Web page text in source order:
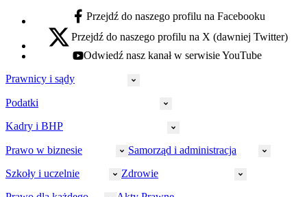
facebook - otwiera się w nowej karcie
Przejdź do naszego profilu na Facebooku
x - otwiera się w nowej karcie
Przejdź do naszego profilu na X (dawniej Twitter)
youtube - otwiera się w nowej karcie
Odwiedź nasz kanał w serwisie YouTube
Prawnicy i sądy
Prawnicy
Policja
Strefa aplikanta
Podatki
CIT
Akcyza
Kadry i BHP
HR
Prawo w biznesie Samorząd i administracja
Szkoły i uczelnie Zdrowie